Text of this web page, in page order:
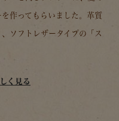
作ってもらいました。革質
ソフトレザータイプの「ス
く見る